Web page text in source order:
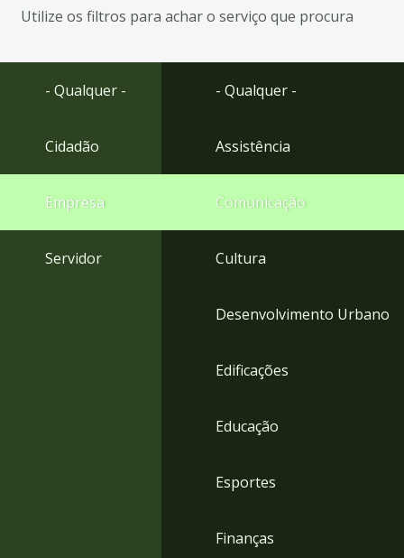
busca
Ir
Utilize os filtros para achar o serviço que procura
- Qualquer -
Cidadão
Empresa
Servidor
- Qualquer -
Assistência
Comunicação
Cultura
Desenvolvimento Urbano
Edificações
Educação
Esportes
Finanças